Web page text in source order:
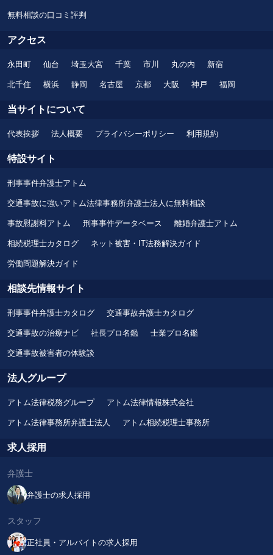
無料相談の口コミ評判
アクセス
永田町 仙台 埼玉大宮 千葉 市川 丸の内 新宿
北千住 横浜 静岡 名古屋 京都 大阪 神戸 福岡
当サイトについて
代表挨拶 法人概要 プライバシーポリシー 利用規約
特設サイト
刑事事件弁護士アトム
交通事故に強いアトム法律事務所弁護士法人に無料相談
事故慰謝料アトム 刑事事件データベース 離婚弁護士アトム
相続税理士カタログ ネット被害・IT法務解決ガイド
労働問題解決ガイド
相談先情報サイト
刑事事件弁護士カタログ 交通事故弁護士カタログ
交通事故の治療ナビ 社長プロ名鑑 士業プロ名鑑
交通事故被害者の体験談
法人グループ
アトム法律税務グループ アトム法律情報株式会社
アトム法律事務所弁護士法人 アトム相続税理士事務所
求人採用
弁護士
弁護士の求人採用
スタッフ
正社員・アルバイトの求人採用